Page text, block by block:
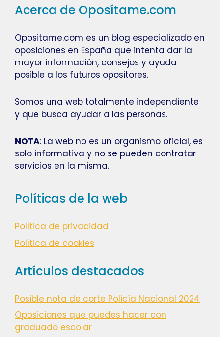
Acerca de Oposítame.com
Opositame.com es un blog especializado en
oposiciones en España que intenta dar la
mayor información, consejos y ayuda
posible a los futuros opositores.
Somos una web totalmente independiente
y que busca ayudar a las personas.
NOTA: La web no es un organismo oficial, es
solo informativa y no se pueden contratar
servicios en la misma.
Políticas de la web
Política de privacidad
Política de cookies
Artículos destacados
Posible nota de corte Policía Nacional 2024
Oposiciones que puedes hacer con
graduado escolar